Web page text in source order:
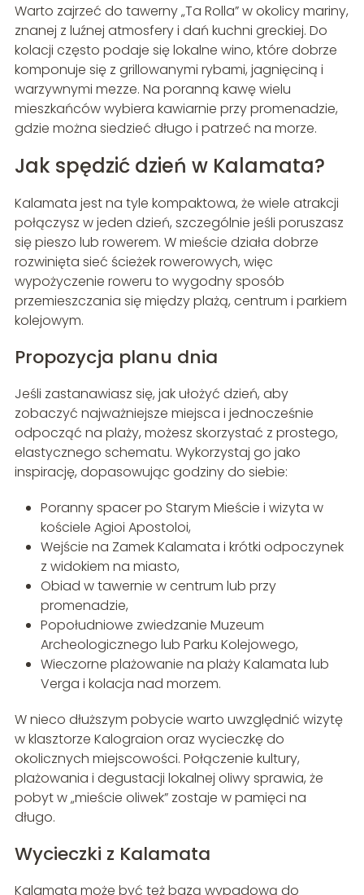
Warto zajrzeć do tawerny „Ta Rolla” w okolicy mariny,
znanej z luźnej atmosfery i dań kuchni greckiej. Do
kolacji często podaje się lokalne wino, które dobrze
komponuje się z grillowanymi rybami, jagnięciną i
warzywnymi mezze. Na poranną kawę wielu
mieszkańców wybiera kawiarnie przy promenadzie,
gdzie można siedzieć długo i patrzeć na morze.
Jak spędzić dzień w Kalamata?
Kalamata jest na tyle kompaktowa, że wiele atrakcji
połączysz w jeden dzień, szczególnie jeśli poruszasz
się pieszo lub rowerem. W mieście działa dobrze
rozwinięta sieć ścieżek rowerowych, więc
wypożyczenie roweru to wygodny sposób
przemieszczania się między plażą, centrum i parkiem
kolejowym.
Propozycja planu dnia
Jeśli zastanawiasz się, jak ułożyć dzień, aby
zobaczyć najważniejsze miejsca i jednocześnie
odpocząć na plaży, możesz skorzystać z prostego,
elastycznego schematu. Wykorzystaj go jako
inspirację, dopasowując godziny do siebie:
Poranny spacer po Starym Mieście i wizyta w
kościele Agioi Apostoloi,
Wejście na Zamek Kalamata i krótki odpoczynek
z widokiem na miasto,
Obiad w tawernie w centrum lub przy
promenadzie,
Popołudniowe zwiedzanie Muzeum
Archeologicznego lub Parku Kolejowego,
Wieczorne plażowanie na plaży Kalamata lub
Verga i kolacja nad morzem.
W nieco dłuższym pobycie warto uwzględnić wizytę
w klasztorze Kalograion oraz wycieczkę do
okolicznych miejscowości. Połączenie kultury,
plażowania i degustacji lokalnej oliwy sprawia, że
pobyt w „mieście oliwek” zostaje w pamięci na
długo.
Wycieczki z Kalamata
Kalamata może być też bazą wypadową do